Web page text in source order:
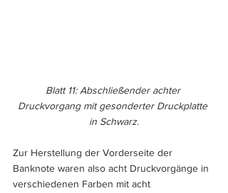
Blatt 11: Abschließender achter
Druckvorgang mit gesonderter Druckplatte
in Schwarz.
Zur Herstellung der Vorderseite der
Banknote waren also acht Druckvorgänge in
verschiedenen Farben mit acht